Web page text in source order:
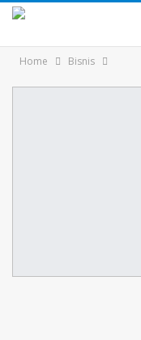
Home Bisnis